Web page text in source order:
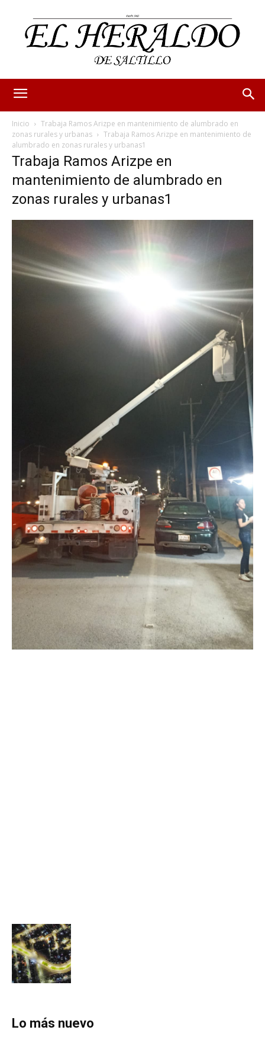
Inicio
Trabaja Ramos Arizpe en mantenimiento de alumbrado en
zonas rurales y urbanas
Trabaja Ramos Arizpe en mantenimiento de
alumbrado en zonas rurales y urbanas1
Trabaja Ramos Arizpe en
mantenimiento de alumbrado en
zonas rurales y urbanas1
Lo más nuevo